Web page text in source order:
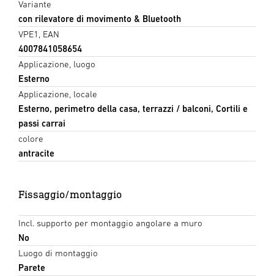
Variante
con rilevatore di movimento & Bluetooth
VPE1, EAN
4007841058654
Applicazione, luogo
Esterno
Applicazione, locale
Esterno, perimetro della casa, terrazzi / balconi, Cortili e
passi carrai
colore
antracite
Fissaggio/montaggio
Incl. supporto per montaggio angolare a muro
No
Luogo di montaggio
Parete